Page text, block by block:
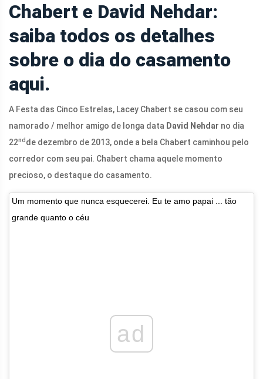
Chabert e David Nehdar:
saiba todos os detalhes
sobre o dia do casamento
aqui.
A Festa das Cinco Estrelas, Lacey Chabert se casou com seu
namorado / melhor amigo de longa data David Nehdar no dia
22ndde dezembro de 2013, onde a bela Chabert caminhou pelo
corredor com seu pai. Chabert chama aquele momento
precioso, o destaque do casamento.
Um momento que nunca esquecerei. Eu te amo papai ... tão
grande quanto o céu
ad